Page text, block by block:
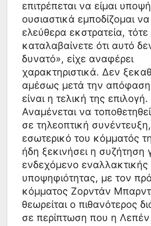
επιτρέπεται να είμαι
ουσιαστικά εμποδίζομαι
ελεύθερα εκστρατεία, τότε
καταλαβαίνετε ότι αυτό
δυνατό», είχε αναφέρει
χαρακτηριστικά. Δεν
αμέσως μετά την απόφαση
είναι η τελική της επιλογή.
Αναμένεται να
σε τηλεοπτική
εσωτερικό του κόμματός
ήδη ξεκινήσει η συζήτηση
ενδεχόμενο εναλλακτικής
υποψηφιότητας, με τον
κόμματος Ζορντάν
θεωρείται ο πιθανότερος
σε περίπτωση που η Λεπέν